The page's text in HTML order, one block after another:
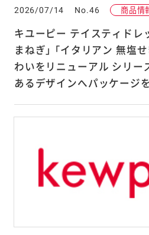
2026/07/14 No.46 商品情
キユーピー テイスティドレ
まねぎ」 「イタリアン 無塩
わいをリニューアル シリー
あるデザインへパッケージ